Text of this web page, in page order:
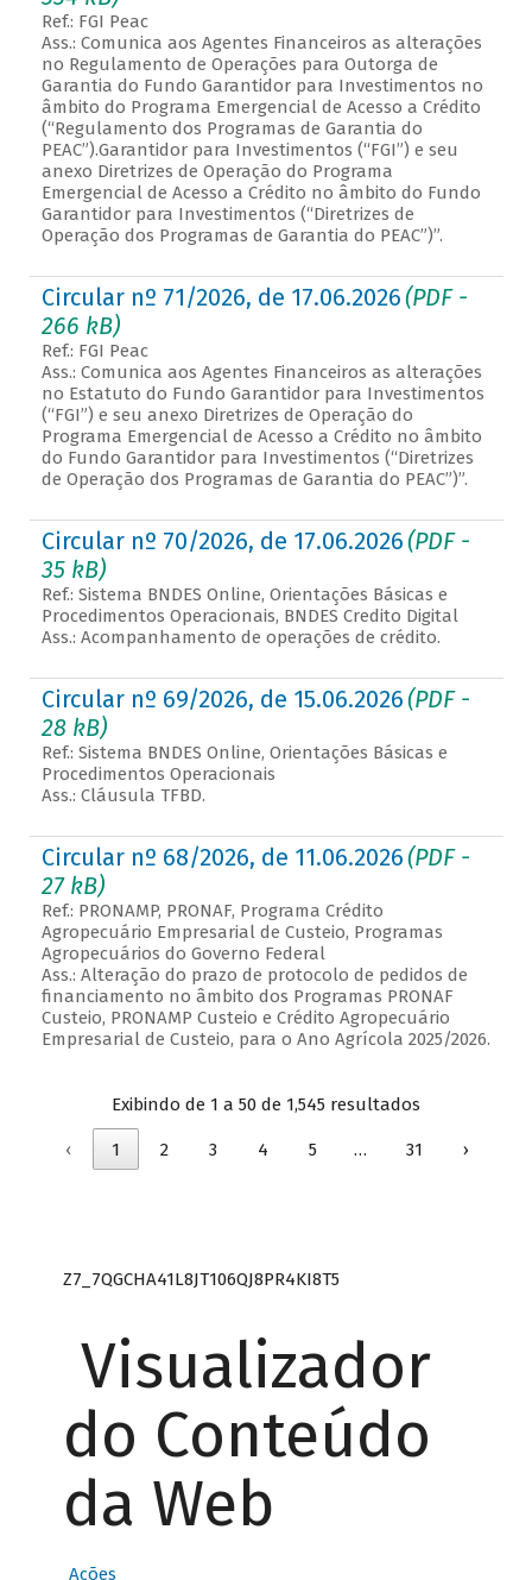
Ref.: FGI Peac
Ass.: Comunica aos Agentes Financeiros as alterações
no Regulamento de Operações para Outorga de
Garantia do Fundo Garantidor para Investimentos no
âmbito do Programa Emergencial de Acesso a Crédito
(“Regulamento dos Programas de Garantia do
PEAC”).Garantidor para Investimentos (“FGI”) e seu
anexo Diretrizes de Operação do Programa
Emergencial de Acesso a Crédito no âmbito do Fundo
Garantidor para Investimentos (“Diretrizes de
Operação dos Programas de Garantia do PEAC”)”.
Circular nº 71/2026, de 17.06.2026(PDF -
266 kB)
Ref.: FGI Peac
Ass.: Comunica aos Agentes Financeiros as alterações
no Estatuto do Fundo Garantidor para Investimentos
(“FGI”) e seu anexo Diretrizes de Operação do
Programa Emergencial de Acesso a Crédito no âmbito
do Fundo Garantidor para Investimentos (“Diretrizes
de Operação dos Programas de Garantia do PEAC”)”.
Circular nº 70/2026, de 17.06.2026(PDF -
35 kB)
Ref.: Sistema BNDES Online, Orientações Básicas e
Procedimentos Operacionais, BNDES Credito Digital
Ass.: Acompanhamento de operações de crédito.
Circular nº 69/2026, de 15.06.2026(PDF -
28 kB)
Ref.: Sistema BNDES Online, Orientações Básicas e
Procedimentos Operacionais
Ass.: Cláusula TFBD.
Circular nº 68/2026, de 11.06.2026(PDF -
27 kB)
Ref.: PRONAMP, PRONAF, Programa Crédito
Agropecuário Empresarial de Custeio, Programas
Agropecuários do Governo Federal
Ass.: Alteração do prazo de protocolo de pedidos de
financiamento no âmbito dos Programas PRONAF
Custeio, PRONAMP Custeio e Crédito Agropecuário
Empresarial de Custeio, para o Ano Agrícola 2025/2026.
Exibindo de 1 a 50 de 1,545 resultados
‹ 1 2 3 4 5 … 31 ›
Z7_7QGCHA41L8JT106QJ8PR4KI8T5
Visualizador
do Conteúdo
da Web
Ações